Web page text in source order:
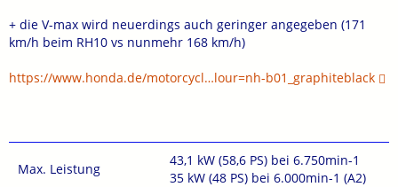
+ die V-max wird neuerdings auch geringer angegeben (171
km/h beim RH10 vs nunmehr 168 km/h)
https://www.honda.de/motorcycl…lour=nh-b01_graphiteblack
Max. Leistung
43,1 kW (58,6 PS) bei 6.750min-1
35 kW (48 PS) bei 6.000min-1 (A2)